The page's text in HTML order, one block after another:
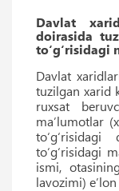
Davlat
doirasida
to‘g‘risidagi
Davlat
tuzilgan xarid
ruxsat
ma’lumotlar
to‘g‘risidagi
ismi,
lavozimi)